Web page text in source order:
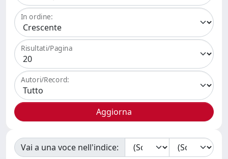
In ordine:
Risultati/Pagina
Autori/Record:
Vai a una voce nell'indice: